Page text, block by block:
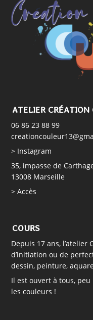
ATELIER CRÉATION
06 86 23 88 99
> Instagram
35, impasse de
13008 Marseille
> Accès
COURS
Depuis 17 ans, l’atelier
d’initiation ou de
dessin, peinture,
Il est ouvert à tous, peu
les couleurs !